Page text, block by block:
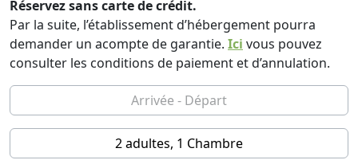
de l’environnement.
Conçue avec soin pour les hôtes en quête d’intimité, de
bien-être et d’authenticité, la maison propose une
piscine d’eau salée sans chlore, un sauna infrarouge, un
bain à remous, des herbes aromatiques fraîches de la
serre, une borne de recharge pour véhicules
électriques et une maison connectée entièrement
équipée. Chaque détail est pensé pour minimiser
Réservez sans carte de crédit.
Par la suite, l’établissement d’hébergement pourra
demander un acompte de garantie. Ici vous pouvez
consulter les conditions de paiement et d’annulation.
2 adultes, 1 Chambre